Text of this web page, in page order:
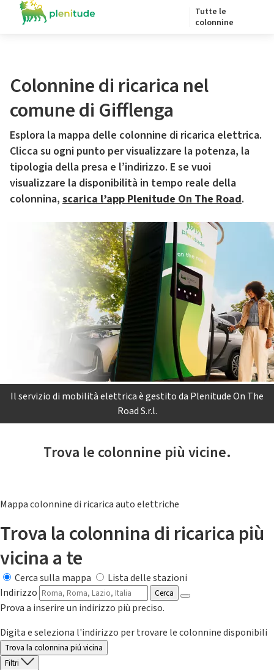
Tutte le
colonnine
Colonnine di ricarica nel
comune di Gifflenga
Esplora la mappa delle colonnine di ricarica elettrica.
Clicca su ogni punto per visualizzare la potenza, la
tipologia della presa e l’indirizzo. E se vuoi
visualizzare la disponibilità in tempo reale della
colonnina, scarica l’app Plenitude On The Road.
Il servizio di mobilità elettrica è gestito da Plenitude On The
Road S.r.l.
Trova le colonnine più vicine.
Mappa colonnine di ricarica auto elettriche
Trova la colonnina di ricarica più
vicina a te
Cerca sulla mappa
Lista delle stazioni
Indirizzo
Cerca
Prova a inserire un indirizzo più preciso.
Digita e seleziona l'indirizzo per trovare le colonnine disponibili
Trova la colonnina piú vicina
Filtri